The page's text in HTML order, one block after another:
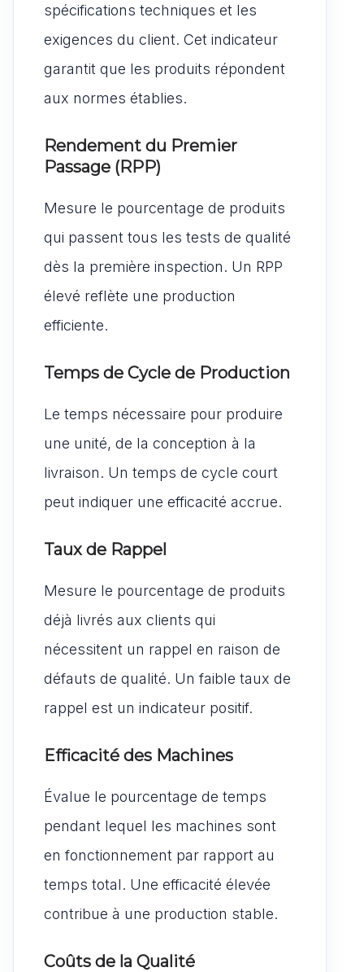
spécifications techniques et les
exigences du client. Cet indicateur
garantit que les produits répondent
aux normes établies.
Rendement du Premier
Passage (RPP)
Mesure le pourcentage de produits
qui passent tous les tests de qualité
dès la première inspection. Un RPP
élevé reflète une production
efficiente.
Temps de Cycle de Production
Le temps nécessaire pour produire
une unité, de la conception à la
livraison. Un temps de cycle court
peut indiquer une efficacité accrue.
Taux de Rappel
Mesure le pourcentage de produits
déjà livrés aux clients qui
nécessitent un rappel en raison de
défauts de qualité. Un faible taux de
rappel est un indicateur positif.
Efficacité des Machines
Évalue le pourcentage de temps
pendant lequel les machines sont
en fonctionnement par rapport au
temps total. Une efficacité élevée
contribue à une production stable.
Coûts de la Qualité